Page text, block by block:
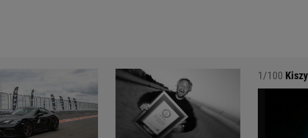
1/100